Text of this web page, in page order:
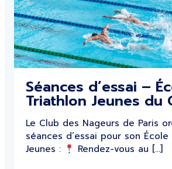
Séances d’essai –
Triathlon Jeunes du
Le Club des Nageurs de Paris
séances d’essai pour son
Jeunes :
Rendez-vous au […]